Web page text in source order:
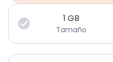
1 GB
Tamaño